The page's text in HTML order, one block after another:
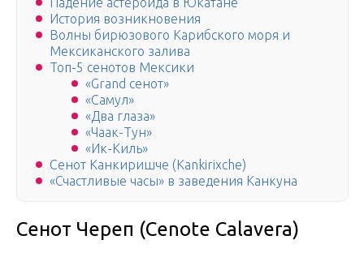
История возникновения
Волны бирюзового Карибского моря и
Мексиканского залива
Топ-5 сенотов Мексики
«Grand сенот»
«Самул»
«Два глаза»
«Чаак-Тун»
«Ик-Киль»
Сенот Канкиришче (Kankirixche)
«Счастливые часы» в заведения Канкуна
Сенот Череп (Cenote Calavera)